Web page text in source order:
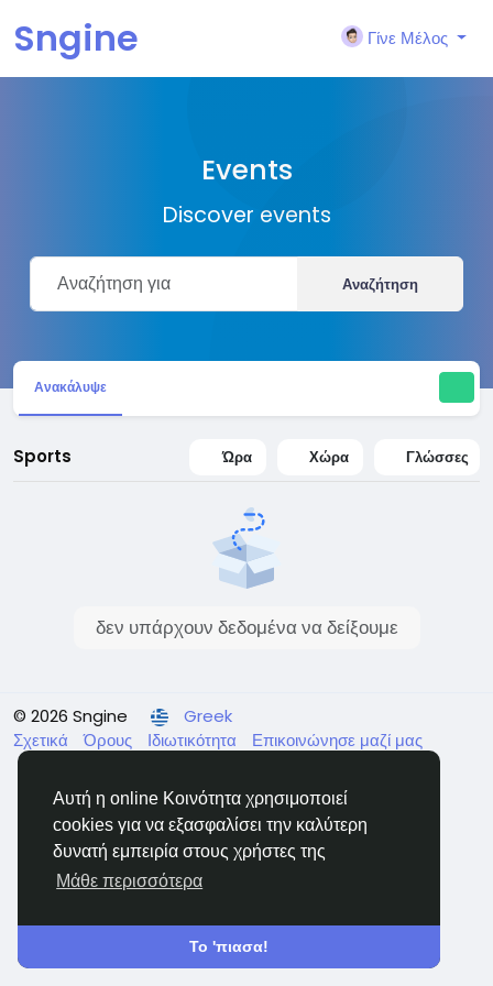
Αυτή η online Κοινότητα χρησιμοποιεί
cookies για να εξασφαλίσει την καλύτερη
δυνατή εμπειρία στους χρήστες της
Μάθε περισσότερα
Το 'πιασα!
Sngine Γίνε Μέλος
Events
Discover events
Αναζήτηση
Ανακάλυψε
Sports Ώρα Χώρα Γλώσσες
δεν υπάρχουν δεδομένα να δείξουμε
© 2026 Sngine
Greek
Σχετικά
Όρους Ιδιωτικότητα
Επικοινώνησε μαζί μας